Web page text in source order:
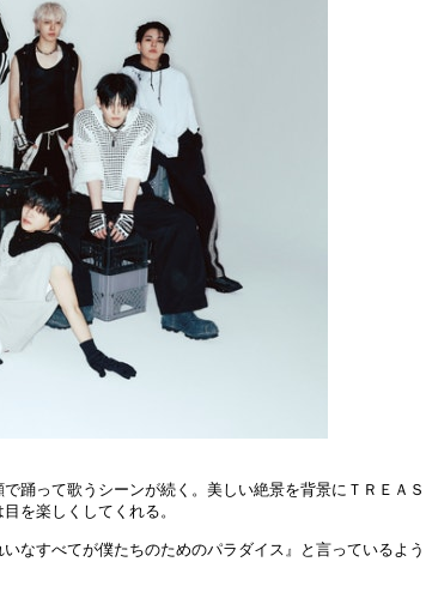
踊って歌うシーンが続く。美しい絶景を背景にＴＲＥＡＳ
を楽しくしてくれる。
なすべてが僕たちのためのパラダイス』と言っているよう